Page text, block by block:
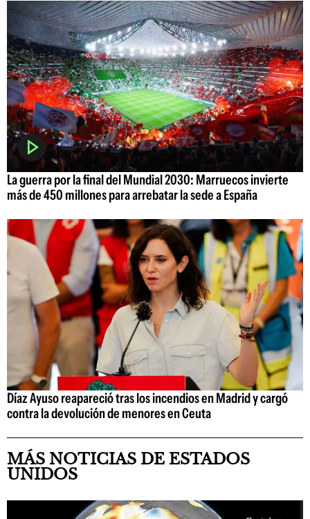
La guerra por la final del Mundial 2030: Marruecos invierte
más de 450 millones para arrebatar la sede a España
Díaz Ayuso reapareció tras los incendios en Madrid y cargó
contra la devolución de menores en Ceuta
MÁS NOTICIAS DE ESTADOS
UNIDOS